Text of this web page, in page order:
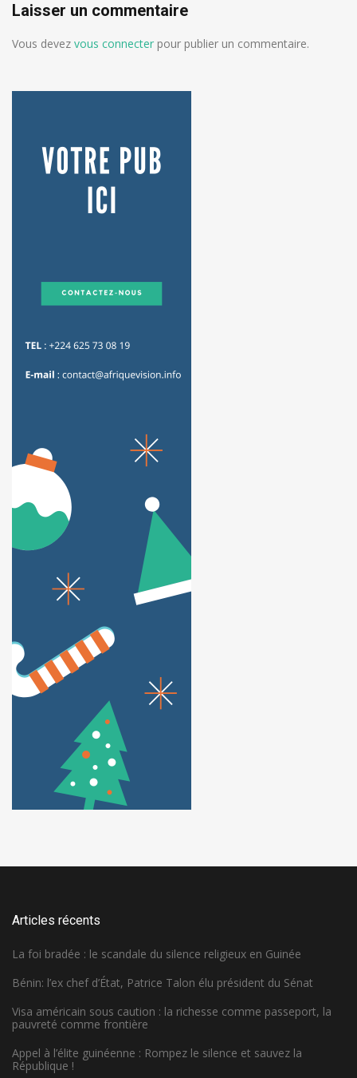
Laisser un commentaire
Vous devez vous connecter pour publier un commentaire.
Articles récents
La foi bradée : le scandale du silence religieux en Guinée
Bénin: l’ex chef d’État, Patrice Talon élu président du Sénat
Visa américain sous caution : la richesse comme passeport, la
pauvreté comme frontière
Appel à l’élite guinéenne : Rompez le silence et sauvez la
République !